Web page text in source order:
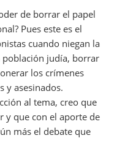
de borrar el papel
Pues este es el
cuando niegan la
población judía, borrar
los crímenes
y asesinados.
al tema, creo que
y que con el aporte de
más el debate que